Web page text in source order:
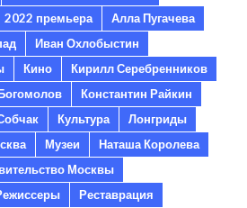
2022 премьера
Алла Пугачева
Иван Охлобыстин
Кино
Кирилл Серебренников
Константин Райкин
Культура
Лонгриды
Музеи
Наташа Королева
Москвы
Реставрация